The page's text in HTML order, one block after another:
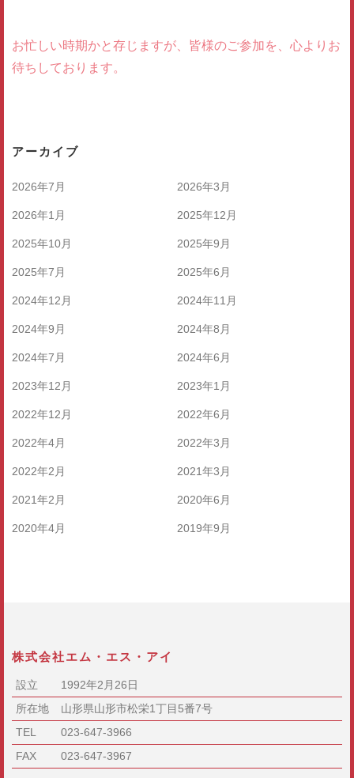
お忙しい時期かと存じますが、皆様のご参加を、心よりお
待ちしております。
アーカイブ
2026年7月 2026年3月
2026年1月 2025年12月
2025年10月 2025年9月
2025年7月 2025年6月
2024年12月 2024年11月
2024年9月 2024年8月
2024年7月 2024年6月
2023年12月 2023年1月
2022年12月 2022年6月
2022年4月 2022年3月
2022年2月 2021年3月
2021年2月 2020年6月
2020年4月 2019年9月
株式会社エム・エス・アイ
設立
1992年2月26日
所在地
山形県山形市松栄1丁目5番7号
TEL
023-647-3966
FAX
023-647-3967